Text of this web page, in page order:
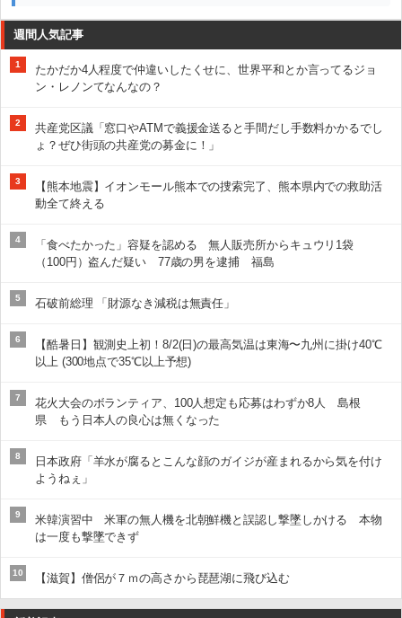
週間人気記事
1
たかだか4人程度で仲違いしたくせに、世界平和とか言ってるジョ
ン・レノンてなんなの？
2
共産党区議「窓口やATMで義援金送ると手間だし手数料かかるでし
ょ？ぜひ街頭の共産党の募金に！」
3
【熊本地震】イオンモール熊本での捜索完了、熊本県内での救助活
動全て終える
4
「食べたかった」容疑を認める 無人販売所からキュウリ1袋
（100円）盗んだ疑い 77歳の男を逮捕 福島
5 石破前総理 「財源なき減税は無責任」
6
【酷暑日】観測史上初！8/2(日)の最高気温は東海〜九州に掛け40℃
以上 (300地点で35℃以上予想)
7
花火大会のボランティア、100人想定も応募はわずか8人 島根
県 もう日本人の良心は無くなった
8
日本政府「羊水が腐るとこんな顔のガイジが産まれるから気を付け
ようねぇ」
9
米韓演習中 米軍の無人機を北朝鮮機と誤認し撃墜しかける 本物
は一度も撃墜できず
10 【滋賀】僧侶が７ｍの高さから琵琶湖に飛び込む